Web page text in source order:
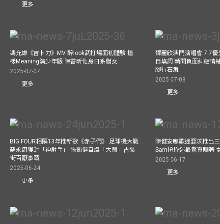
更多
馮允謙《吉卜力》MV 醉look武打場面初體驗 撞
樣Meaning演少年版 陳書昕化身日系貓女
2025-07-07
更多
鄧麗欣澳門演唱會 7.7
自填詞 斷開負面糾結情
腳行石灘
2025-07-03
更多
BIG FOUR相隔13年推新歌《赤子們》 足球機大戰
蘇永康獲封「神射手」 張衞健自爆「大鬧」古裝
街百厭事蹟
2025-06-24
更多
陳健安應歌迷要求推出
Sam扮昏迷最驚真瞓著
2025-06-17
更多